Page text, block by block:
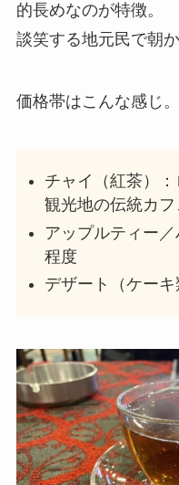
的長めなのが特徴。
談笑する地元民で朝
価格帯はこんな感じ。
チャイ（紅茶）：
観光地の伝統カ
アップルティー
程度
デザート（ケー